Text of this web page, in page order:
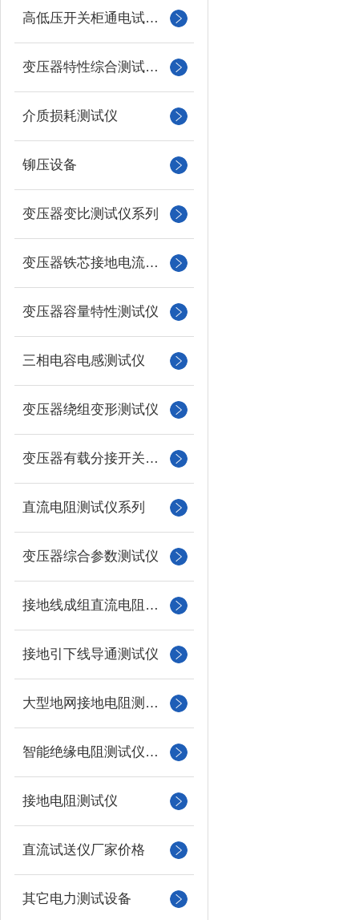
高低压开关柜通电试验台
变压器特性综合测试台系列
介质损耗测试仪
铆压设备
变压器变比测试仪系列
变压器铁芯接地电流测试仪
变压器容量特性测试仪
三相电容电感测试仪
变压器绕组变形测试仪
变压器有载分接开关测试仪
直流电阻测试仪系列
变压器综合参数测试仪
接地线成组直流电阻测试仪
接地引下线导通测试仪
大型地网接地电阻测试仪
智能绝缘电阻测试仪（兆欧表）
接地电阻测试仪
直流试送仪厂家价格
其它电力测试设备